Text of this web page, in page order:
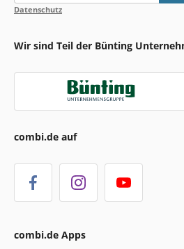
Datenschutz
Wir sind Teil der Bünting
combi.de auf
combi.de Apps